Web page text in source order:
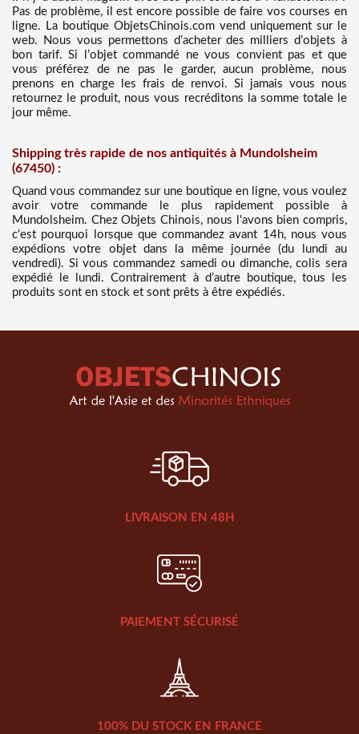
Pas de problème, il est encore possible de faire vos courses en
ligne. La boutique ObjetsChinois.com vend uniquement sur le
web. Nous vous permettons d’acheter des milliers d’objets à
bon tarif. Si l’objet commandé ne vous convient pas et que
vous préférez de ne pas le garder, aucun problème, nous
prenons en charge les frais de renvoi. Si jamais vous nous
retournez le produit, nous vous recréditons la somme totale le
jour même.
Shipping très rapide de nos antiquités à Mundolsheim
(67450) :
Quand vous commandez sur une boutique en ligne, vous voulez
avoir votre commande le plus rapidement possible à
Mundolsheim. Chez Objets Chinois, nous l'avons bien compris,
c'est pourquoi lorsque que commandez avant 14h, nous vous
expédions votre objet dans la même journée (du lundi au
vendredi). Si vous commandez samedi ou dimanche, colis sera
expédié le lundi. Contrairement à d’autre boutique, tous les
produits sont en stock et sont prêts à être expédiés.
LIVRAISON EN 48H
PAIEMENT SÉCURISÉ
100% DU STOCK EN FRANCE